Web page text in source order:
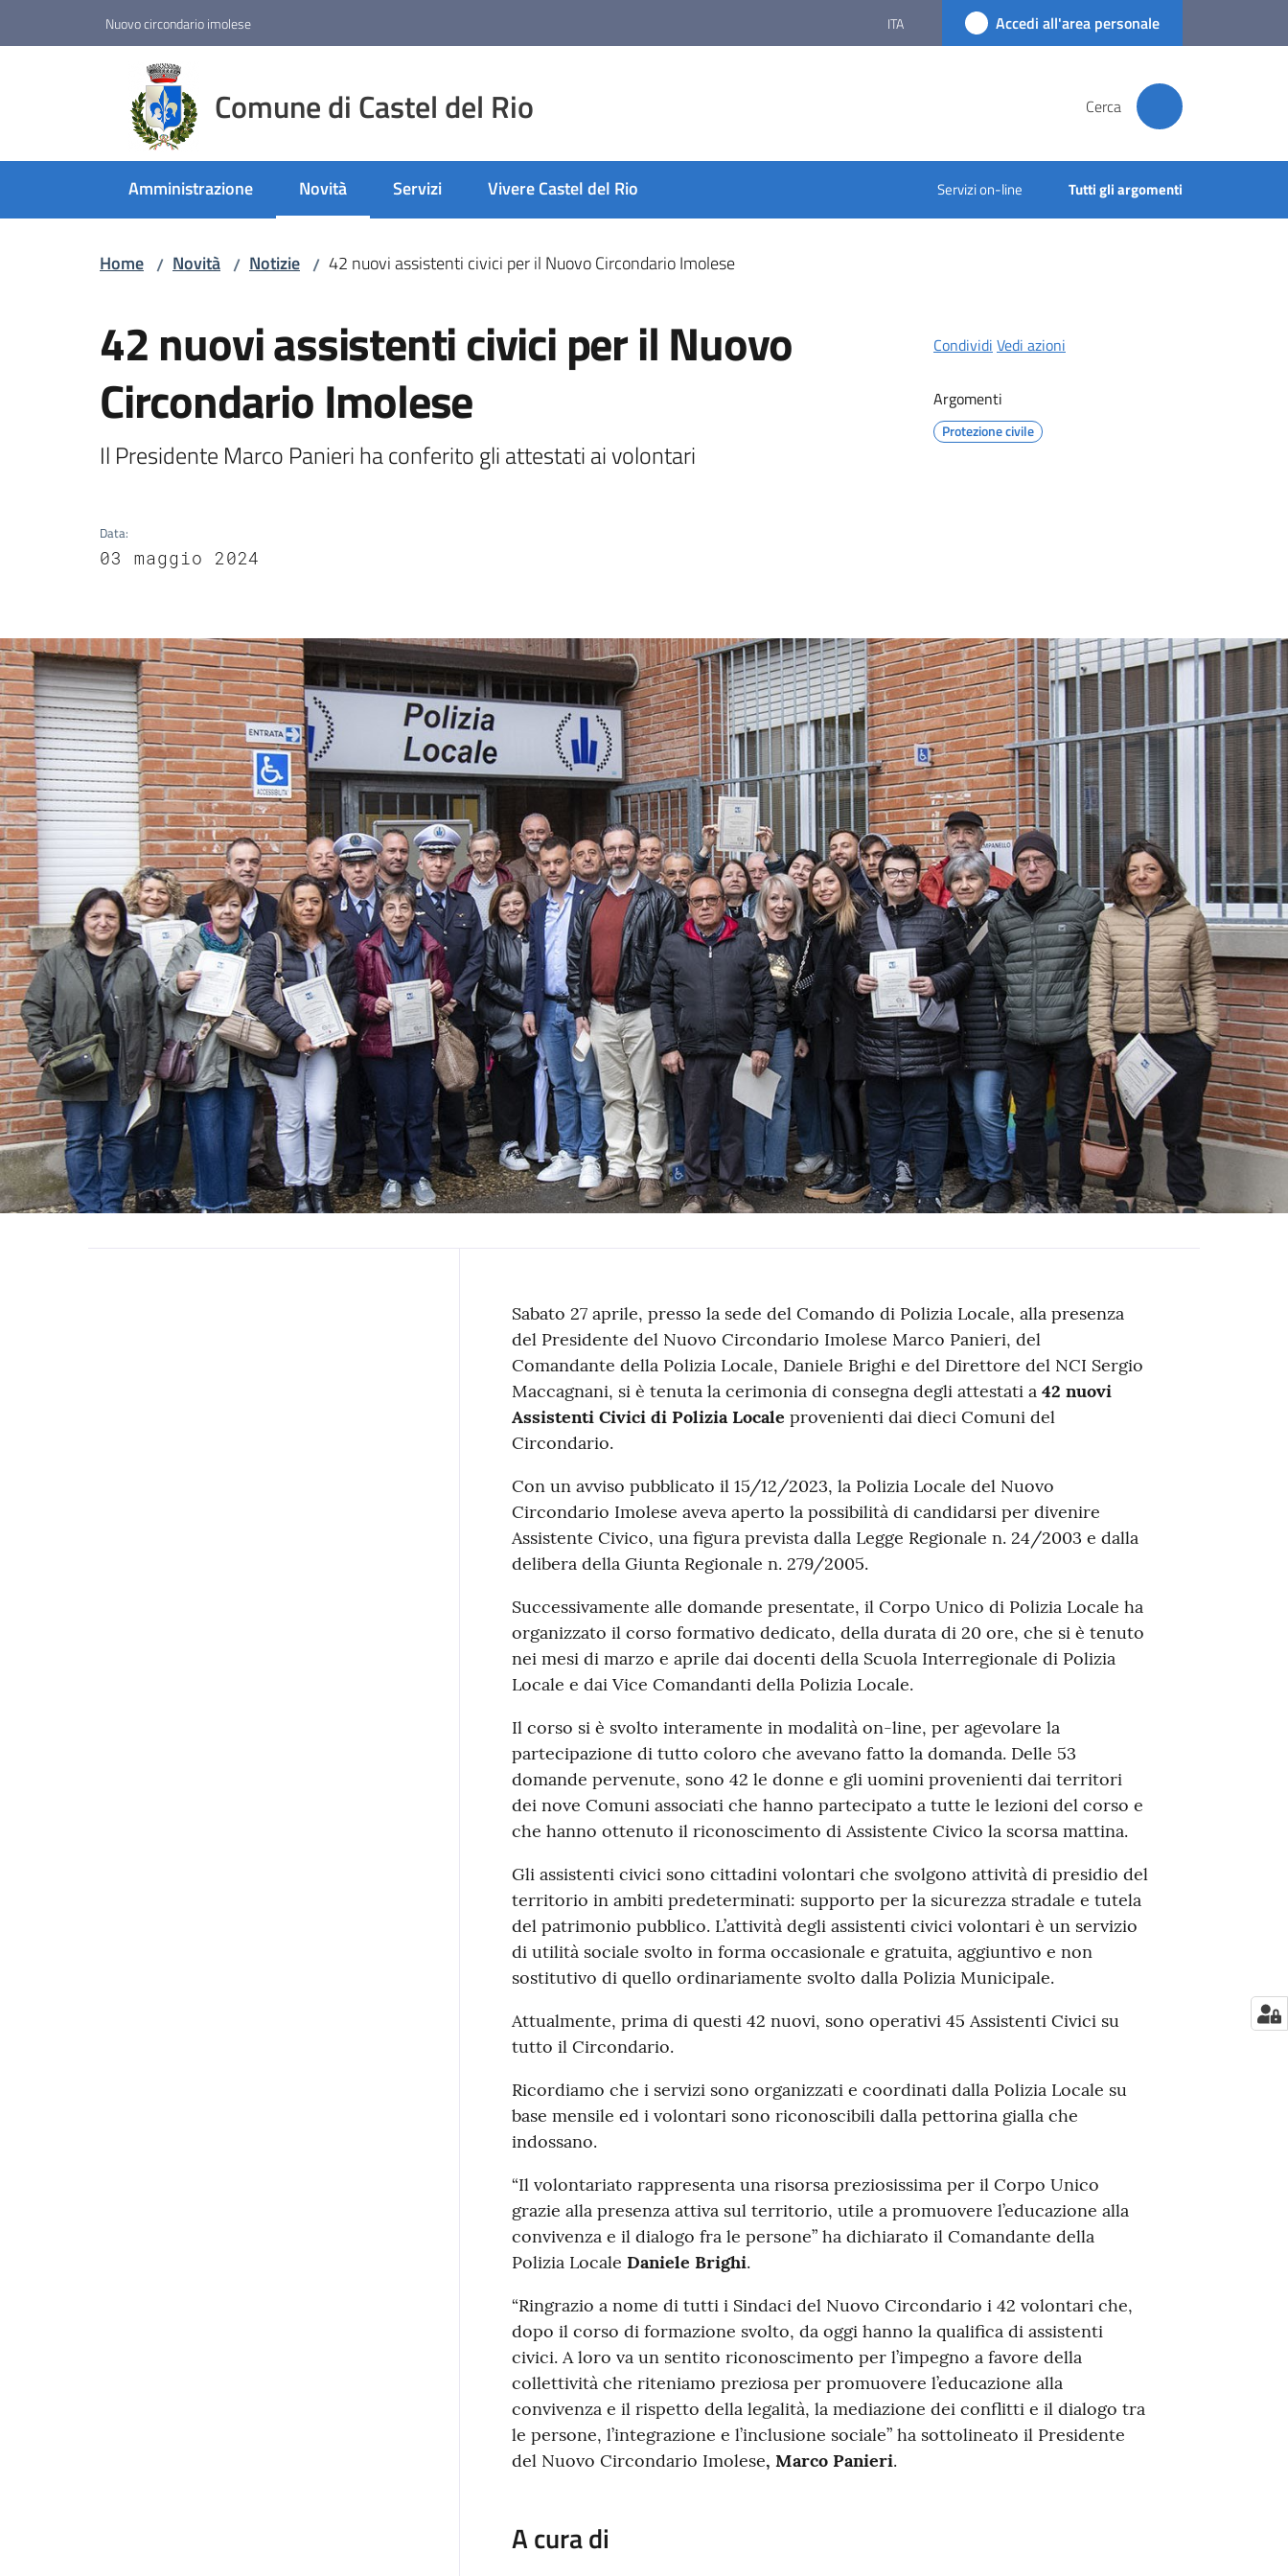
Nuovo circondario imolese ITA Accedi all'area personale
Comune di Castel del Rio Cerca
Amministrazione Novità
Menu selezionato
Servizi Vivere Castel del Rio Servizi on-line Tutti gli argomenti
Home / Novità / Notizie / 42 nuovi assistenti civici per il Nuovo Circondario Imolese
42 nuovi assistenti civici per il Nuovo
Circondario Imolese
Il Presidente Marco Panieri ha conferito gli attestati ai volontari
Data:
03 maggio 2024
Condividi Vedi azioni
Argomenti
Protezione civile
Contenuto
Sabato 27 aprile, presso la sede del Comando di Polizia Locale, alla presenza
del Presidente del Nuovo Circondario Imolese Marco Panieri, del
Comandante della Polizia Locale, Daniele Brighi e del Direttore del NCI Sergio
Maccagnani, si è tenuta la cerimonia di consegna degli attestati a 42 nuovi
Assistenti Civici di Polizia Locale provenienti dai dieci Comuni del
Circondario.
Con un avviso pubblicato il 15/12/2023, la Polizia Locale del Nuovo
Circondario Imolese aveva aperto la possibilità di candidarsi per divenire
Assistente Civico, una figura prevista dalla Legge Regionale n. 24/2003 e dalla
delibera della Giunta Regionale n. 279/2005.
Successivamente alle domande presentate, il Corpo Unico di Polizia Locale ha
organizzato il corso formativo dedicato, della durata di 20 ore, che si è tenuto
nei mesi di marzo e aprile dai docenti della Scuola Interregionale di Polizia
Locale e dai Vice Comandanti della Polizia Locale.
Il corso si è svolto interamente in modalità on-line, per agevolare la
partecipazione di tutto coloro che avevano fatto la domanda. Delle 53
domande pervenute, sono 42 le donne e gli uomini provenienti dai territori
dei nove Comuni associati che hanno partecipato a tutte le lezioni del corso e
che hanno ottenuto il riconoscimento di Assistente Civico la scorsa mattina.
Gli assistenti civici sono cittadini volontari che svolgono attività di presidio del
territorio in ambiti predeterminati: supporto per la sicurezza stradale e tutela
del patrimonio pubblico. L’attività degli assistenti civici volontari è un servizio
di utilità sociale svolto in forma occasionale e gratuita, aggiuntivo e non
sostitutivo di quello ordinariamente svolto dalla Polizia Municipale.
Attualmente, prima di questi 42 nuovi, sono operativi 45 Assistenti Civici su
tutto il Circondario.
Ricordiamo che i servizi sono organizzati e coordinati dalla Polizia Locale su
base mensile ed i volontari sono riconoscibili dalla pettorina gialla che
indossano.
“Il volontariato rappresenta una risorsa preziosissima per il Corpo Unico
grazie alla presenza attiva sul territorio, utile a promuovere l’educazione alla
convivenza e il dialogo fra le persone” ha dichiarato il Comandante della
Polizia Locale Daniele Brighi.
“Ringrazio a nome di tutti i Sindaci del Nuovo Circondario i 42 volontari che,
dopo il corso di formazione svolto, da oggi hanno la qualifica di assistenti
civici. A loro va un sentito riconoscimento per l’impegno a favore della
collettività che riteniamo preziosa per promuovere l’educazione alla
convivenza e il rispetto della legalità, la mediazione dei conflitti e il dialogo tra
le persone, l’integrazione e l’inclusione sociale” ha sottolineato il Presidente
del Nuovo Circondario Imolese, Marco Panieri.
A cura di